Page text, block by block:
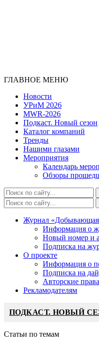
ГЛАВНОЕ МЕНЮ
Новости
УРиМ 2026
MWR-2026
Подкаст. Новый сезон
Каталог компаний
Тренды
Нашими глазами
Мероприятия
Календарь
Обзоры
Журнал
Информация о
Новый номер и
Подписка на
О проекте
Информация о
Подписка на
Авторские права
Рекламодателям
ПОДКАСТ. НОВЫЙ
Статьи по темам